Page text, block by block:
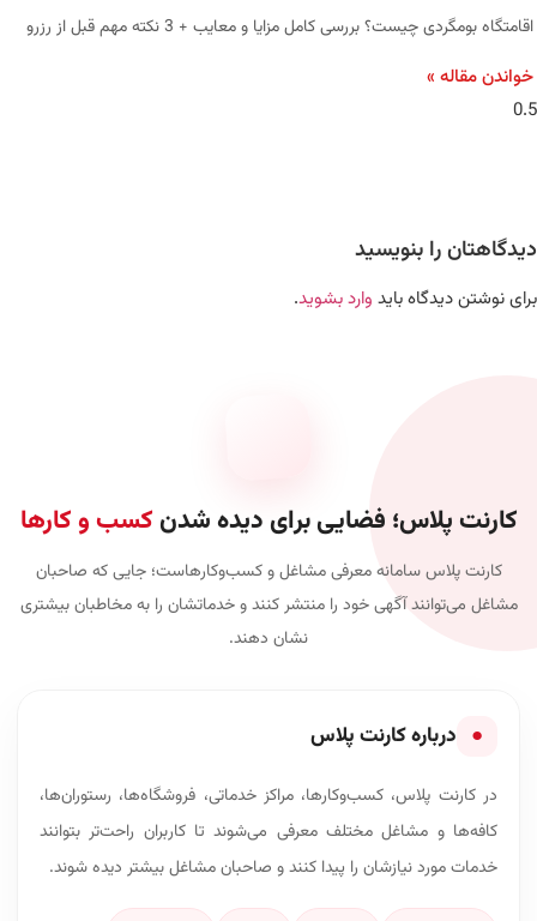
اقامتگاه بومگردی چیست؟ بررسی کامل مزایا و معایب + 3 نکته مهم قبل از رزرو
خواندن مقاله »
دیدگاهتان را بنویسید
برای نوشتن دیدگاه باید وارد بشوید.
کارنت پلاس؛ فضایی برای دیده شدن کسب و کارها
کارنت پلاس سامانه معرفی مشاغل و کسب‌وکارهاست؛ جایی که صاحبان
مشاغل می‌توانند آگهی خود را منتشر کنند و خدماتشان را به مخاطبان بیشتری
نشان دهند.
● درباره کارنت پلاس
در کارنت پلاس، کسب‌وکارها، مراکز خدماتی، فروشگاه‌ها، رستوران‌ها،
کافه‌ها و مشاغل مختلف معرفی می‌شوند تا کاربران راحت‌تر بتوانند
خدمات مورد نیازشان را پیدا کنند و صاحبان مشاغل بیشتر دیده شوند.